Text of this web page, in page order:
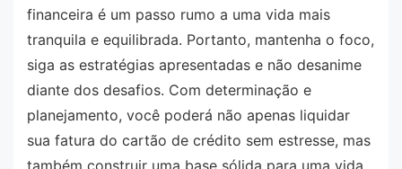
financeira é um passo rumo a uma vida mais
tranquila e equilibrada. Portanto, mantenha o foco,
siga as estratégias apresentadas e não desanime
diante dos desafios. Com determinação e
planejamento, você poderá não apenas liquidar
sua fatura do cartão de crédito sem estresse, mas